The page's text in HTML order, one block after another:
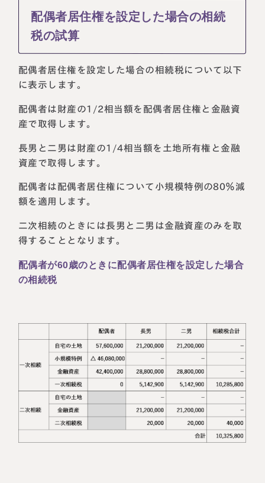
配偶者居住権を設定した場合の相続
税の試算
配偶者居住権を設定した場合の相続税について以下
に表示します。
配偶者は財産の1/2相当額を配偶者居住権と金融資
産で取得します。
長男と二男は財産の1/4相当額を土地所有権と金融
資産で取得します。
配偶者は配偶者居住権について小規模特例の80％減
額を適用します。
二次相続のときには長男と二男は金融資産のみを取
得することとなります。
配偶者が60歳のときに配偶者居住権を設定した場合
の相続税